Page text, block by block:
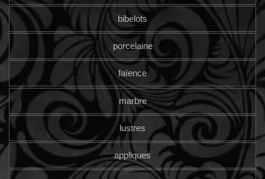
bibelots
porcelaine
faïence
marbre
lustres
appliques